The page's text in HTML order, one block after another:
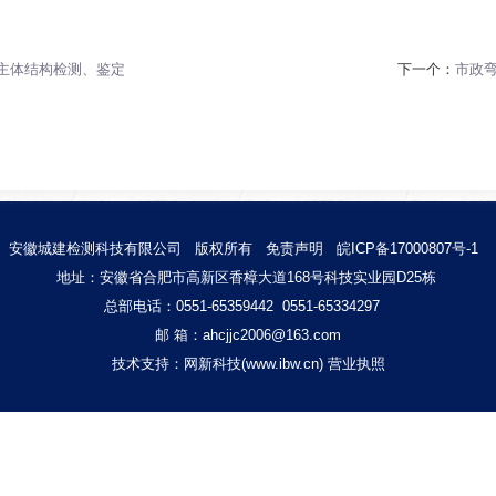
体结构检测、鉴定 下一个： 市政
安徽城建检测科技有限公司 版权所有 免责声明
皖ICP备17000807号-1
地址：安徽省合肥市高新区香樟大道168号科技实业园D25栋
总部电话：0551-65359442 0551-65334297
邮 箱：ahcjjc2006@163.com
技术支持： 网新科技(www.ibw.cn) 营业执照